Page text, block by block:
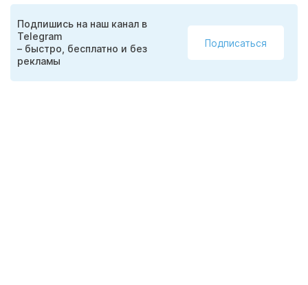
Подпишись на наш канал в
Telegram
– быстро, бесплатно и без
рекламы
Подписаться